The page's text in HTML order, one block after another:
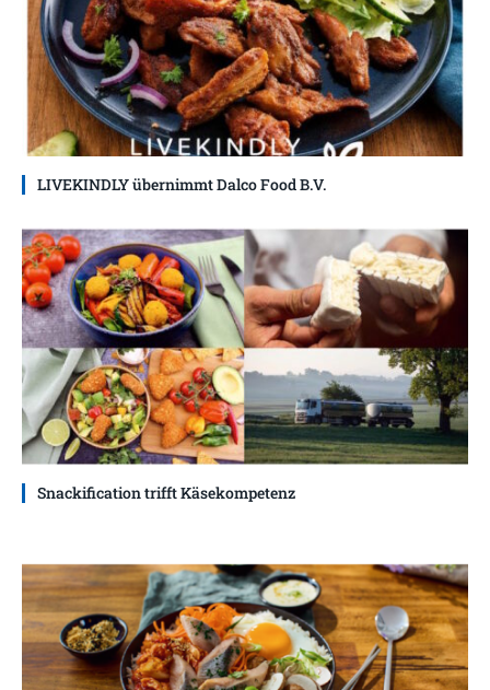
LIVEKINDLY übernimmt Dalco Food B.V.
Snackification trifft Käsekompetenz